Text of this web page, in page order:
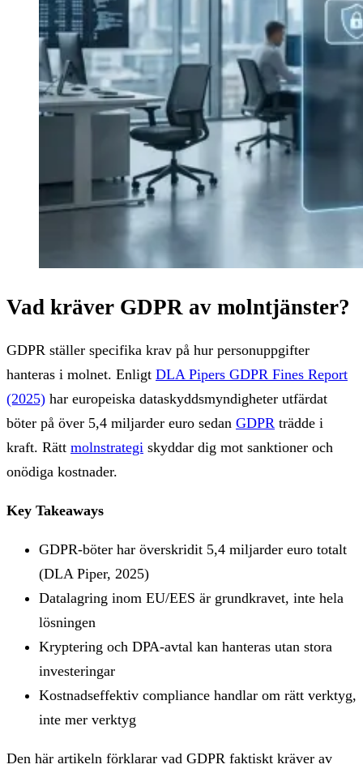
Vad kräver GDPR av molntjänster?
GDPR ställer specifika krav på hur personuppgifter
hanteras i molnet. Enligt DLA Pipers GDPR Fines Report
(2025) har europeiska dataskyddsmyndigheter utfärdat
böter på över 5,4 miljarder euro sedan GDPR trädde i
kraft. Rätt molnstrategi skyddar dig mot sanktioner och
onödiga kostnader.
Key Takeaways
GDPR-böter har överskridit 5,4 miljarder euro totalt
(DLA Piper, 2025)
Datalagring inom EU/EES är grundkravet, inte hela
lösningen
Kryptering och DPA-avtal kan hanteras utan stora
investeringar
Kostnadseffektiv compliance handlar om rätt verktyg,
inte mer verktyg
Den här artikeln förklarar vad GDPR faktiskt kräver av